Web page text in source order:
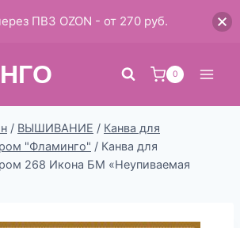
0
/ ВЫШИВАНИЕ / Канва для
"Фламинго" / Канва для
268 Икона БМ «Неупиваемая
ПВЗ OZON - от 270 руб.